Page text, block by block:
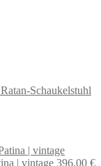
Schaukelstuhl
| vintage 396,00 €